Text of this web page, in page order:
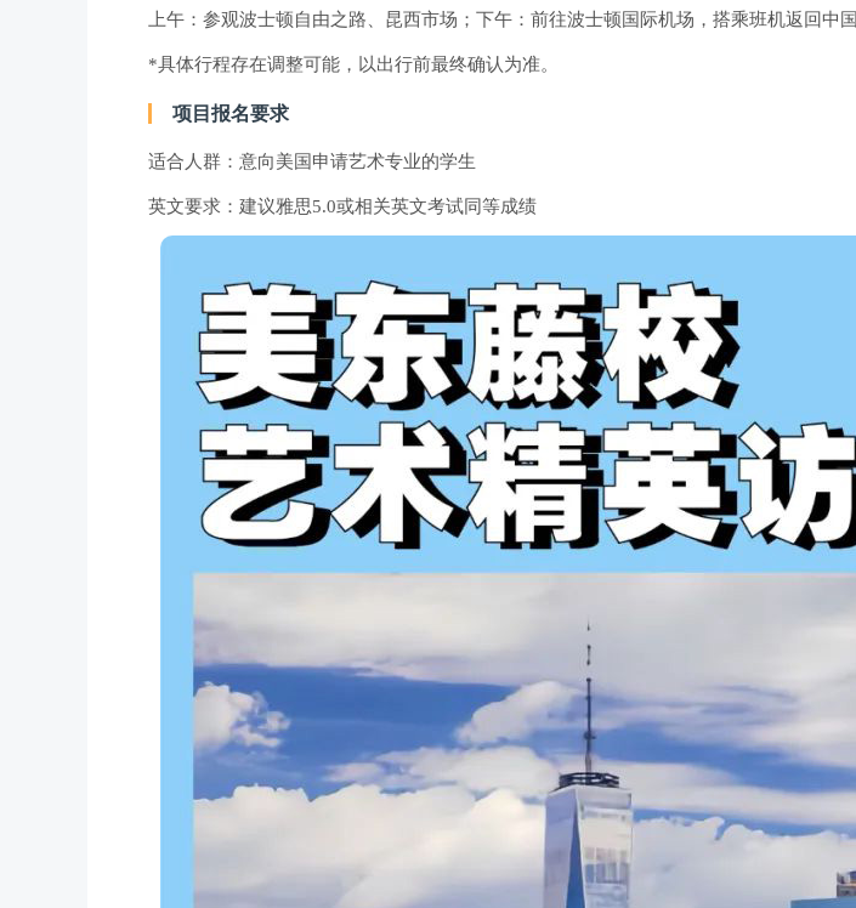
上午：参观波士顿自由之路、昆西市场；下午：前往波士顿国际机场，搭乘班机返回中国
*具体行程存在调整可能，以出行前最终确认为准。
项目报名要求
适合人群：意向美国申请艺术专业的学生
英文要求：建议雅思5.0或相关英文考试同等成绩